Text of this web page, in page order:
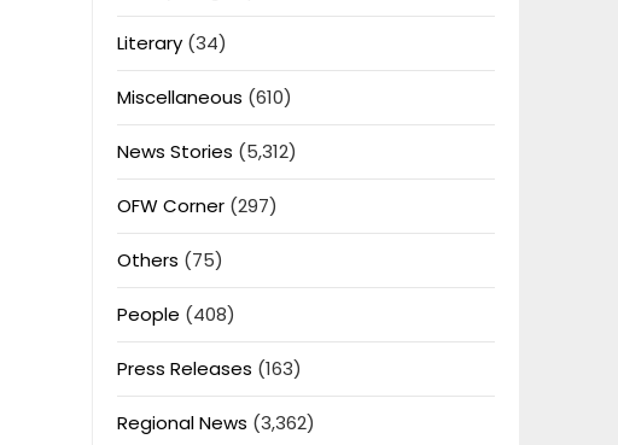
Literary(34)
Miscellaneous (610)
News Stories (5,312)
OFW Corner(297)
Others (75)
People (408)
Press Releases (163)
Regional News (3,362)